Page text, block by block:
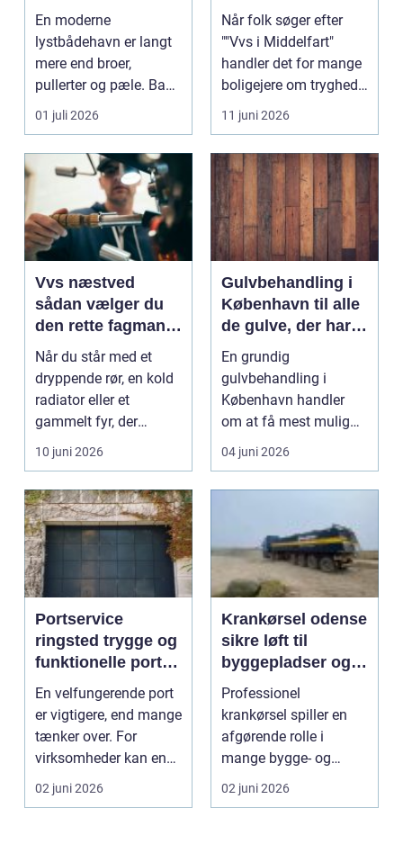
bådejere
En moderne
lystbådehavn er langt
mere end broer,
pullerter og pæle. Bag
kulissen ligger et net af
st...
01 juli 2026
Når folk søger efter
""Vvs i Middelfart"
handler det for mange
boligejere om tryghed i
11 juni 2026
Vvs næstved
sådan vælger du
den rette fagmand
til vand, varme og
energi
Når du står med et
dryppende rør, en kold
radiator eller et
gammelt fyr, der
synger på sidste vers,
10 juni 2026
Gulvbehandling i
København til alle
de gulve, der har
brug for
førstehjælp
En grundig
gulvbehandling i
København handler
om at få mest mulig
kvalitet og levetid u...
04 juni 2026
Portservice
ringsted trygge og
funktionelle porte i
hverdagen
En velfungerende port
er vigtigere, end mange
tænker over. For
virksomheder kan en
defekt port betyd...
02 juni 2026
Krankørsel odense
sikre løft til
byggepladser og
private opgaver
Professionel
krankørsel spiller en
afgørende rolle i
mange bygge- og
anlægsopgaver i
Odense og omegn...
02 juni 2026